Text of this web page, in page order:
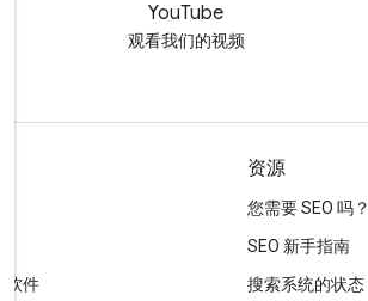
YouTube
观看我们的视频
软件
资源
您需要 SEO 吗？
SEO 新手指南
搜索系统的状态